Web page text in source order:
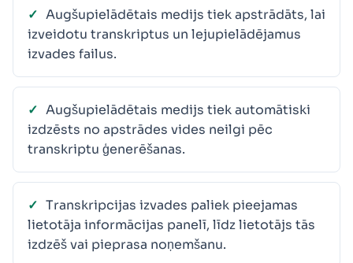
Augšupielādētais medijs tiek apstrādāts, lai
izveidotu transkriptus un lejupielādējamus
izvades failus.
Augšupielādētais medijs tiek automātiski
izdzēsts no apstrādes vides neilgi pēc
transkriptu ģenerēšanas.
Transkripcijas izvades paliek pieejamas
lietotāja informācijas panelī, līdz lietotājs tās
izdzēš vai pieprasa noņemšanu.